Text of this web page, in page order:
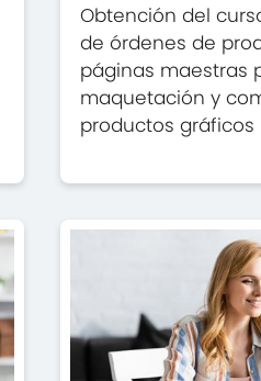
Obtención del
de órdenes de
páginas maestras
maquetación y
productos gráficos